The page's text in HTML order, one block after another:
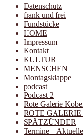
Datenschutz
frank und frei
Fundstücke
HOME
Impressum
Kontakt
KULTUR
MENSCHEN
Montagsklappe
podcast
Podcast 2
Rote Galerie
ROTE GALERIE
SPÄTZÜNDER
Termine –